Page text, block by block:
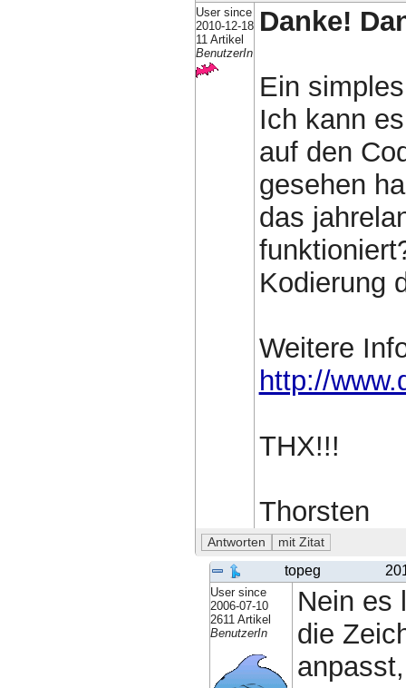
User since
2010-12-18
11 Artikel
BenutzerIn
Danke!
Ein
Ich kann
auf den
gesehen
das
Kodierung
Weitere
http://
THX!!!
Thorsten
topeg
User since
2006-07-10
2611 Artikel
BenutzerIn
Nein es
die